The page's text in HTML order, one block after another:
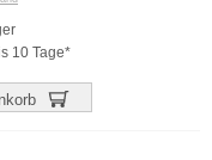
10 Tage*